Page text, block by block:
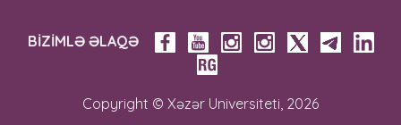
BİZİMLƏ ƏLAQƏ
Copyright © Xəzər Universiteti, 2026